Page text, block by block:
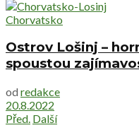
Chorvatsko
Ostrov Lošinj –
spoustou
od redakce
20.8.2022
Před. Další